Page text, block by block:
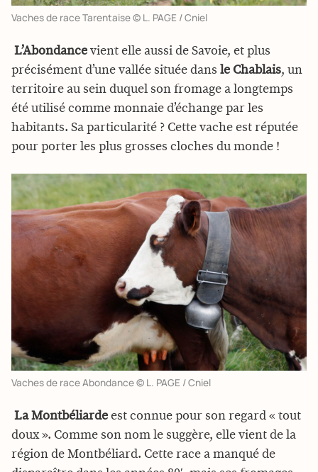
Vaches de race Tarentaise © L. PAGE / Cniel
 L’Abondance vient elle aussi de Savoie, et plus
précisément d’une vallée située dans le Chablais, un
territoire au sein duquel son fromage a longtemps
été utilisé comme monnaie d’échange par les
habitants. Sa particularité ? Cette vache est réputée
pour porter les plus grosses cloches du monde !
Vaches de race Abondance © L. PAGE / Cniel
 La Montbéliarde est connue pour son regard « tout
doux ». Comme son nom le suggère, elle vient de la
région de Montbéliard. Cette race a manqué de